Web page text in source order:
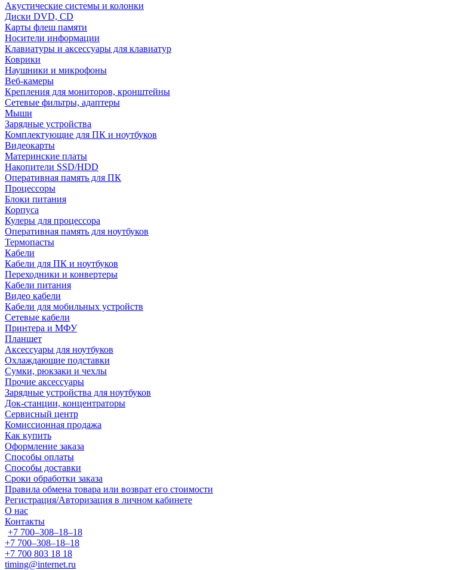
Акустические системы и колонки
Диски DVD, CD
Карты флеш памяти
Носители информации
Клавиатуры и аксессуары для клавиатур
Коврики
Наушники и микрофоны
Веб-камеры
Крепления для мониторов, кронштейны
Сетевые фильтры, адаптеры
Мыши
Зарядные устройства
Комплектующие для ПК и ноутбуков
Видеокарты
Материнские платы
Накопители SSD/HDD
Оперативная память для ПК
Процессоры
Блоки питания
Корпуса
Кулеры для процессора
Оперативная память для ноутбуков
Термопасты
Кабели
Кабели для ПК и ноутбуков
Переходники и конвертеры
Кабели питания
Видео кабели
Кабели для мобильных устройств
Сетевые кабели
Принтера и МФУ
Планшет
Аксессуары для ноутбуков
Охлаждающие подставки
Сумки, рюкзаки и чехлы
Прочие аксессуары
Зарядные устройства для ноутбуков
Док-станции, концентраторы
Сервисный центр
Комиссионная продажа
Как купить
Оформление заказа
Способы оплаты
Способы доставки
Сроки обработки заказа
Правила обмена товара или возврат его стоимости
Регистрация/Авторизация в личном кабинете
О нас
Контакты
+7 700‒308‒18‒18
+7 700‒308‒18‒18
+7 700 803 18 18
timing@internet.ru